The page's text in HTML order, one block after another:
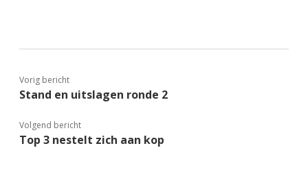
Vorig bericht
Stand en uitslagen ronde 2
Volgend bericht
Top 3 nestelt zich aan kop